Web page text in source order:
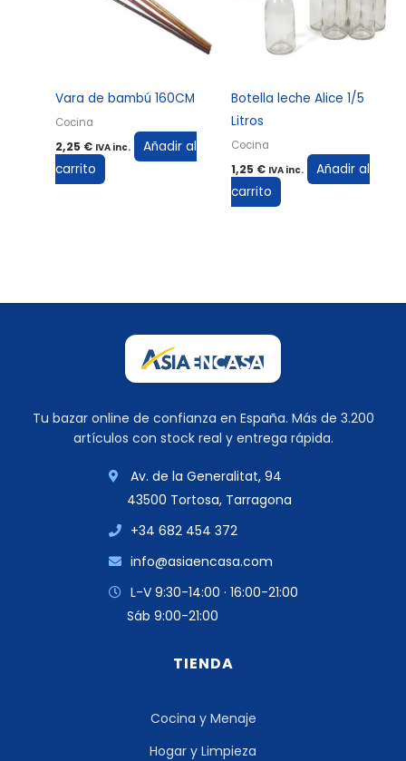
Vara de bambú 160CM
Cocina
2,25 € IVA inc.
Añadir al
carrito
Botella leche Alice 1/5
Litros
Cocina
1,25 € IVA inc.
Añadir al
carrito
Tu bazar online de confianza en España. Más de 3.200
artículos con stock real y entrega rápida.
Av. de la Generalitat, 94
43500 Tortosa, Tarragona
+34 682 454 372
info@asiaencasa.com
L-V 9:30-14:00 · 16:00-21:00
Sáb 9:00-21:00
TIENDA
Cocina y Menaje
Hogar y Limpieza